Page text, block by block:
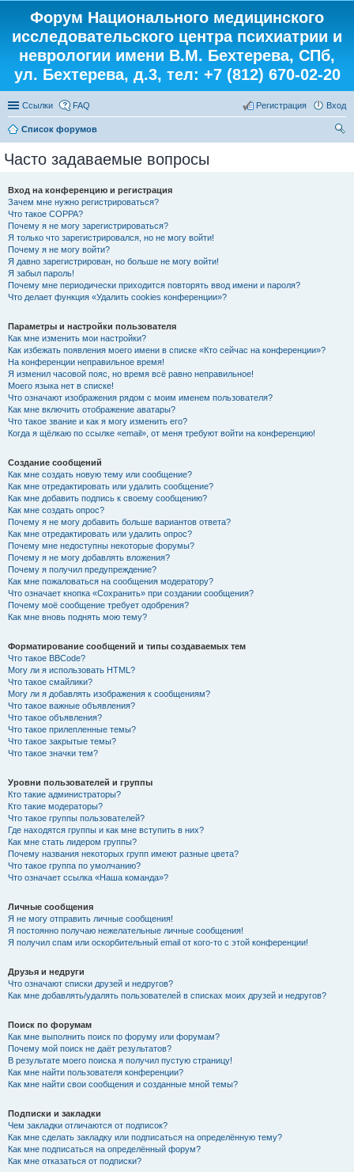
Форум Национального медицинского
исследовательского центра психиатрии и
неврологии имени В.М. Бехтерева, СПб,
ул. Бехтерева, д.3, тел: +7 (812) 670-02-20
Ссылки FAQ Вход
Регистрация
Список форумов
Часто задаваемые вопросы
Вход на конференцию и регистрация
Зачем мне нужно регистрироваться?
Что такое COPPA?
Почему я не могу зарегистрироваться?
Я только что зарегистрировался, но не могу войти!
Почему я не могу войти?
Я давно зарегистрирован, но больше не могу войти!
Я забыл пароль!
Почему мне периодически приходится повторять ввод имени и пароля?
Что делает функция «Удалить cookies конференции»?
Параметры и настройки пользователя
Как мне изменить мои настройки?
Как избежать появления моего имени в списке «Кто сейчас на конференции»?
На конференции неправильное время!
Я изменил часовой пояс, но время всё равно неправильное!
Моего языка нет в списке!
Что означают изображения рядом с моим именем пользователя?
Как мне включить отображение аватары?
Что такое звание и как я могу изменить его?
Когда я щёлкаю по ссылке «email», от меня требуют войти на конференцию!
Создание сообщений
Как мне создать новую тему или сообщение?
Как мне отредактировать или удалить сообщение?
Как мне добавить подпись к своему сообщению?
Как мне создать опрос?
Почему я не могу добавить больше вариантов ответа?
Как мне отредактировать или удалить опрос?
Почему мне недоступны некоторые форумы?
Почему я не могу добавлять вложения?
Почему я получил предупреждение?
Как мне пожаловаться на сообщения модератору?
Что означает кнопка «Сохранить» при создании сообщения?
Почему моё сообщение требует одобрения?
Как мне вновь поднять мою тему?
Форматирование сообщений и типы создаваемых тем
Что такое BBCode?
Могу ли я использовать HTML?
Что такое смайлики?
Могу ли я добавлять изображения к сообщениям?
Что такое важные объявления?
Что такое объявления?
Что такое прилепленные темы?
Что такое закрытые темы?
Что такое значки тем?
Уровни пользователей и группы
Кто такие администраторы?
Кто такие модераторы?
Что такое группы пользователей?
Где находятся группы и как мне вступить в них?
Как мне стать лидером группы?
Почему названия некоторых групп имеют разные цвета?
Что такое группа по умолчанию?
Что означает ссылка «Наша команда»?
Личные сообщения
Я не могу отправить личные сообщения!
Я постоянно получаю нежелательные личные сообщения!
Я получил спам или оскорбительный email от кого-то с этой конференции!
Друзья и недруги
Что означают списки друзей и недругов?
Как мне добавлять/удалять пользователей в списках моих друзей и недругов?
Поиск по форумам
Как мне выполнить поиск по форуму или форумам?
Почему мой поиск не даёт результатов?
В результате моего поиска я получил пустую страницу!
Как мне найти пользователя конференции?
Как мне найти свои сообщения и созданные мной темы?
Подписки и закладки
Чем закладки отличаются от подписок?
Как мне сделать закладку или подписаться на определённую тему?
Как мне подписаться на определённый форум?
Как мне отказаться от подписки?